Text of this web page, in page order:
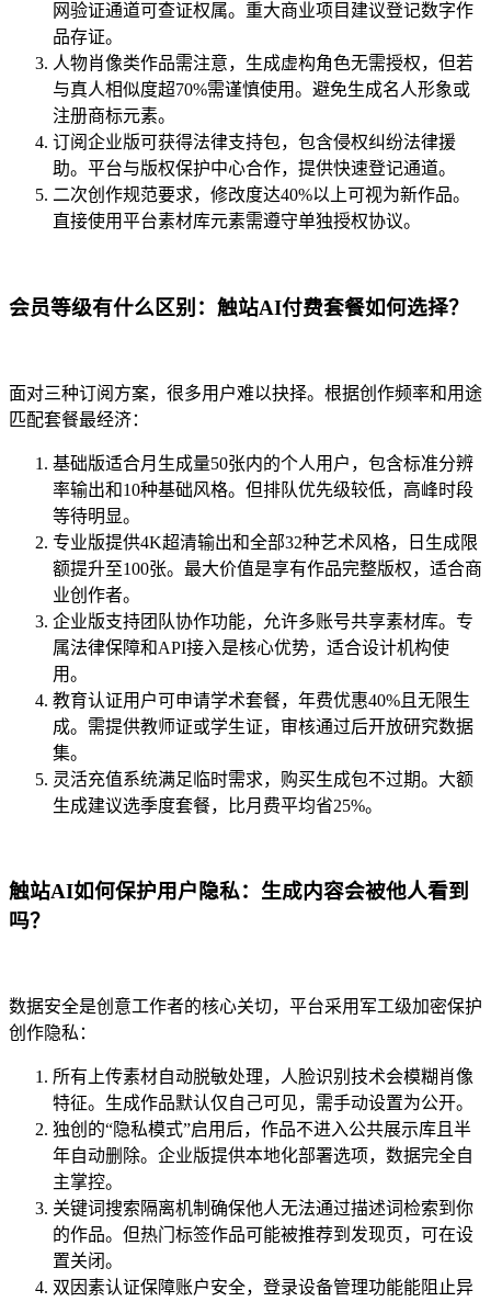
网验证通道可查证权属。重大商业项目建议登记数字作
品存证。
人物肖像类作品需注意，生成虚构角色无需授权，但若
与真人相似度超70%需谨慎使用。避免生成名人形象或
注册商标元素。
订阅企业版可获得法律支持包，包含侵权纠纷法律援
助。平台与版权保护中心合作，提供快速登记通道。
二次创作规范要求，修改度达40%以上可视为新作品。
直接使用平台素材库元素需遵守单独授权协议。
会员等级有什么区别：触站AI付费套餐如何选择？
面对三种订阅方案，很多用户难以抉择。根据创作频率和用途
匹配套餐最经济：
基础版适合月生成量50张内的个人用户，包含标准分辨
率输出和10种基础风格。但排队优先级较低，高峰时段
等待明显。
专业版提供4K超清输出和全部32种艺术风格，日生成限
额提升至100张。最大价值是享有作品完整版权，适合商
业创作者。
企业版支持团队协作功能，允许多账号共享素材库。专
属法律保障和API接入是核心优势，适合设计机构使
用。
教育认证用户可申请学术套餐，年费优惠40%且无限生
成。需提供教师证或学生证，审核通过后开放研究数据
集。
灵活充值系统满足临时需求，购买生成包不过期。大额
生成建议选季度套餐，比月费平均省25%。
触站AI如何保护用户隐私：生成内容会被他人看到
吗？
数据安全是创意工作者的核心关切，平台采用军工级加密保护
创作隐私：
所有上传素材自动脱敏处理，人脸识别技术会模糊肖像
特征。生成作品默认仅自己可见，需手动设置为公开。
独创的“隐私模式”启用后，作品不进入公共展示库且半
年自动删除。企业版提供本地化部署选项，数据完全自
主掌控。
关键词搜索隔离机制确保他人无法通过描述词检索到你
的作品。但热门标签作品可能被推荐到发现页，可在设
置关闭。
双因素认证保障账户安全，登录设备管理功能能阻止异